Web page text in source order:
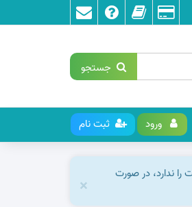
جستجو
ورود ثبت نام
ندارد، در صورت
×